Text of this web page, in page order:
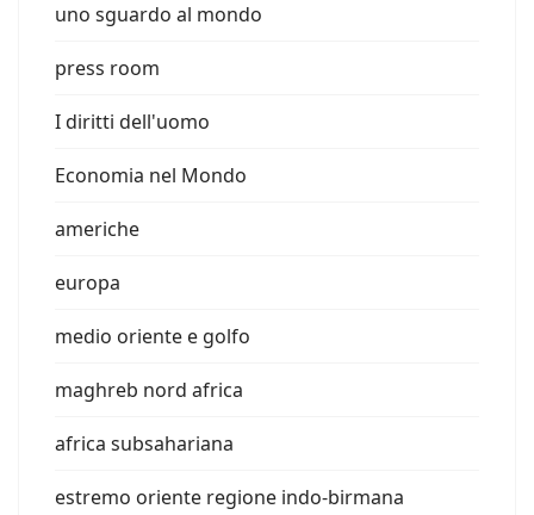
uno sguardo al mondo
press room
I diritti dell'uomo
Economia nel Mondo
americhe
europa
medio oriente e golfo
maghreb nord africa
africa subsahariana
estremo oriente regione indo-birmana